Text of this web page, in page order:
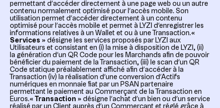
permettant d’accéder directement à une page web ou un autre
contenu normalement optimisé pour l’accès mobile. Son
utilisation permet d’accéder directement à un contenu
optimisé pour l’accès mobile et permet à LYZI d’enregistrer les
informations relatives à un Wallet et ou à une Transaction.«
Services » désigne les services proposés par LYZI aux
Utilisateurs et consistant en (i) la mise à disposition de LYZI, (ii)
la génération d’un QR Code pour les Marchands afin de pouvoir
bénéficier du paiement de la Transaction, (iii) le scan d’un QR
Code statique préalablement affiché afin d’accéder à la
Transaction (iv) la réalisation d’une conversion d’Actifs
numériques en monnaie fiat par un PSAN partenaire
permettant le paiement au Commerçant de la Transaction en
Euros.« Transaction » désigne l’achat d’un bien ou d’un service
réalisé par un Client auprès d’un Commerçant et réglé grâce à